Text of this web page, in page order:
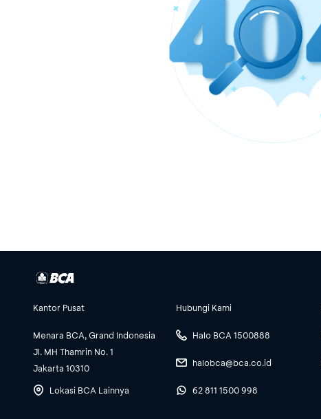
Kantor Pusat
Menara BCA, Grand Indonesia
Jl. MH Thamrin No. 1
Jakarta 10310
Lokasi BCA Lainnya
Hubungi Kami
Halo BCA 1500888
halobca@bca.co.id
62 811 1500 998